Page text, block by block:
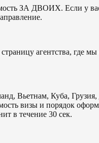
ЗА ДВОИХ. Если у
агентства, где
Вьетнам, Куба,
визы и порядок
в течение 30 сек.